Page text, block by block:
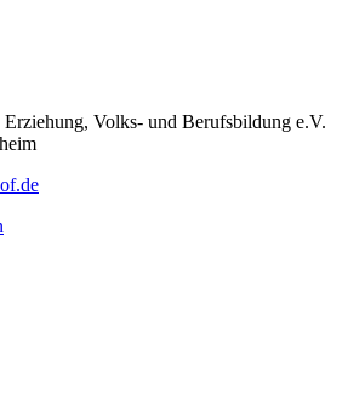
Erziehung, Volks- und Berufsbildung e.V.